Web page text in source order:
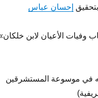
إحسان عباس
وفيات الأعيان لابن
في موسوعة المستشرقين